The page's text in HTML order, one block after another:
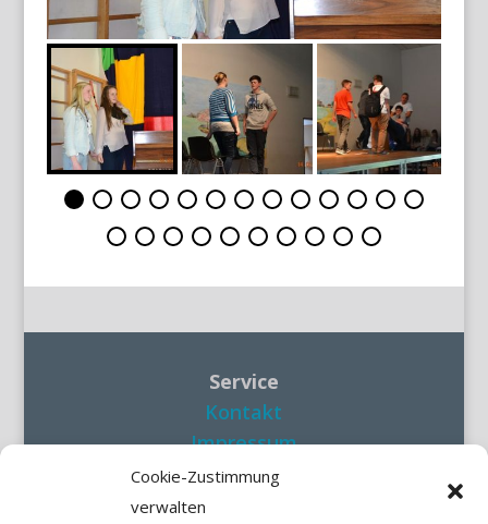
Cookie-Zustimmung
verwalten
Service
Kontakt
Impressum
Datenschutzerklärung